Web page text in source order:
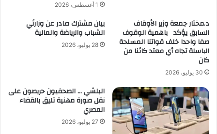
1 أغسطس، 2026
د.مختار جمعة وزير الأوقاف
السابق يؤكد باهمية الوقوف
صفا واحدا خلف قواتنا المسلحة
الباسلة تجاه أي معتد كائنا من
كان
30 يوليو، 2026
بيان مشترك صادر عن وزارتَي
الشباب والرياضة والمالية
28 يوليو، 2026
البلشي … الصحفيون حريصون على
نقل صورة مهنية تليق بالقضاء
المصري
27 يوليو، 2026